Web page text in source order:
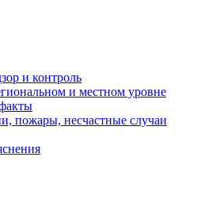
и контроль
и местном уровне
пожары, несчастные случаи